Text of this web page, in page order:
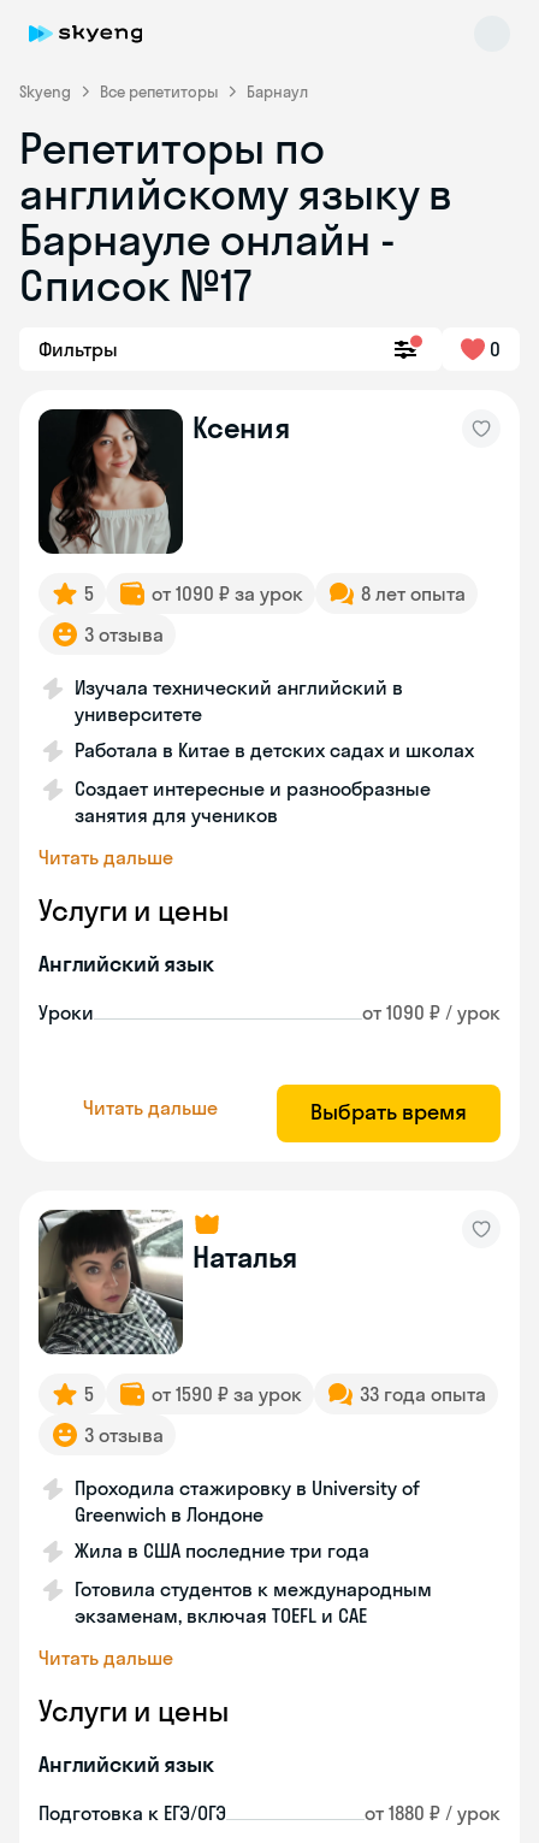
Skyeng Все репетиторы Барнаул
Репетиторы по
английскому языку в
Барнауле онлайн -
Список №17
Фильтры 0
Ксения
5 от 1090 ₽ за урок
8 лет опыта
3 отзыва
Изучала технический английский в
университете
Работала в Китае в детских садах и школах
Создает интересные и разнообразные
занятия для учеников
Читать дальше
Услуги и цены
Английский язык
Уроки от 1090 ₽ / урок
Читать дальше Выбрать время
Наталья
5 от 1590 ₽ за урок
33 года опыта
3 отзыва
Проходила стажировку в University of
Greenwich в Лондоне
Жила в США последние три года
Готовила студентов к международным
экзаменам, включая TOEFL и CAE
Читать дальше
Услуги и цены
Английский язык
Подготовка к ЕГЭ/ОГЭ от 1880 ₽ / урок